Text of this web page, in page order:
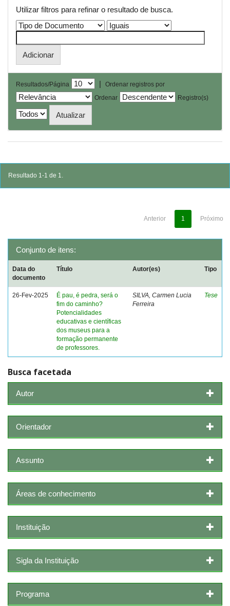
Utilizar filtros para refinar o resultado de busca.
Resultados/Página |
Ordenar registros por
Ordenar
Registro(s)
Resultado 1-1 de 1.
Anterior 1 Próximo
Conjunto de itens:
Data do
documento
Título Autor(es) Tipo
26-Fev-2025
É pau, é pedra, será o
fim do caminho?
Potencialidades
educativas e científicas
dos museus para a
formação permanente
de professores.
SILVA, Carmen Lucia
Ferreira
Tese
Busca facetada
Autor
Orientador
Assunto
Áreas de conhecimento
Instituição
Sigla da Instituição
Programa